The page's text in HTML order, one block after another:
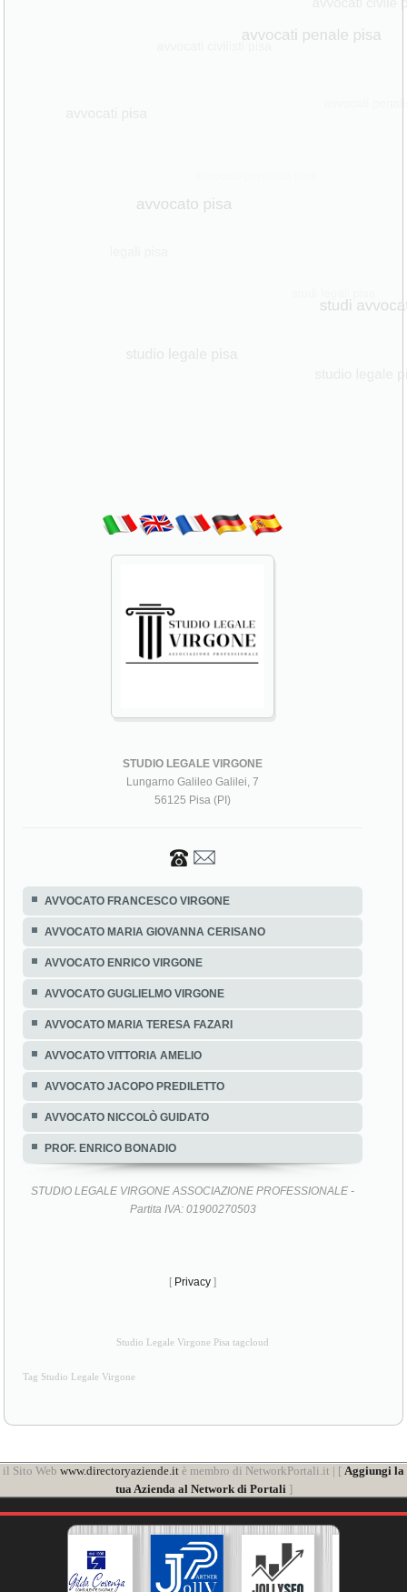
STUDIO LEGALE VIRGONE
Lungarno Galileo Galilei, 7
56125 Pisa (PI)
AVVOCATO FRANCESCO VIRGONE
AVVOCATO MARIA GIOVANNA CERISANO
AVVOCATO ENRICO VIRGONE
AVVOCATO GUGLIELMO VIRGONE
AVVOCATO MARIA TERESA FAZARI
AVVOCATO VITTORIA AMELIO
AVVOCATO JACOPO PREDILETTO
AVVOCATO NICCOLÒ GUIDATO
PROF. ENRICO BONADIO
STUDIO LEGALE VIRGONE ASSOCIAZIONE PROFESSIONALE -
Partita IVA: 01900270503
[ Privacy ]
Studio Legale Virgone Pisa tagcloud
Tag Studio Legale Virgone
il Sito Web www.directoryaziende.it è membro di NetworkPortali.it | [ Aggiungi la
tua Azienda al Network di Portali ]